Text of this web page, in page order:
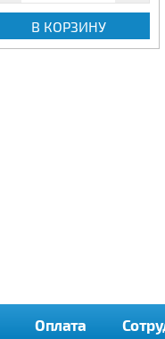
В КОРЗИНУ
Оплата